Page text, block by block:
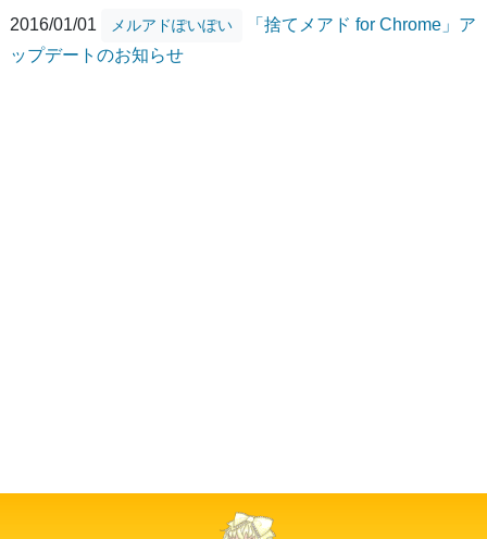
2016/01/01
メルアドぽいぽい
「捨てメアド for Chrome」ア
ップデートのお知らせ